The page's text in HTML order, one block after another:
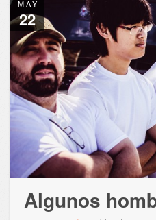
MAY
22
Algunos